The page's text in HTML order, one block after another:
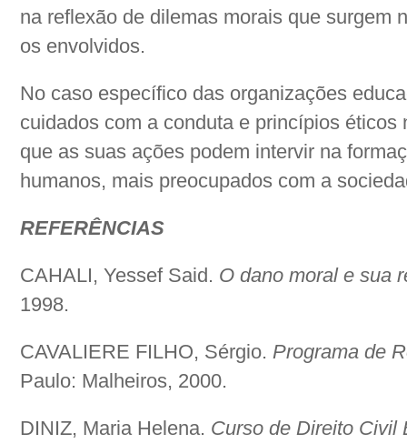
na reflexão de dilemas morais que surgem
os envolvidos.
No caso específico das organizações
cuidados com a conduta e princípios éticos
que as suas ações podem intervir na
humanos, mais preocupados com a
REFERÊNCIAS
CAHALI, Yessef Said. O dano moral e sua
1998.
CAVALIERE FILHO, Sérgio. Programa de
Paulo: Malheiros, 2000.
DINIZ, Maria Helena. Curso de Direito Civil